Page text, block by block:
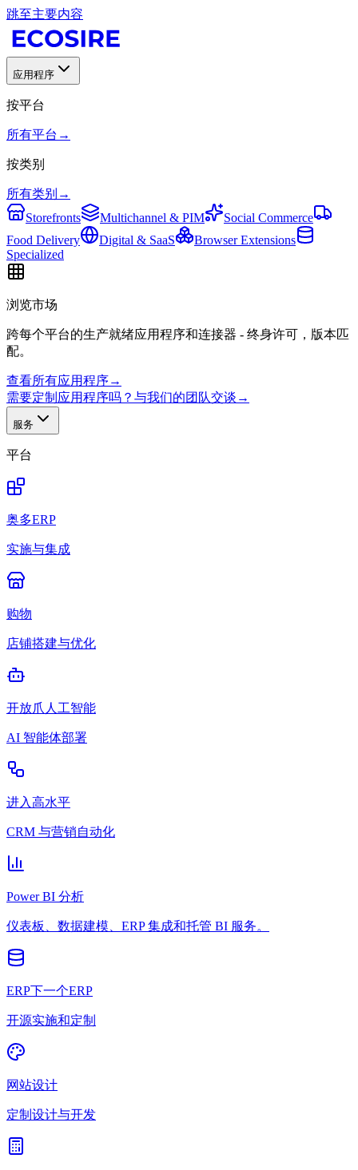
跳至主要内容
应用程序
按平台
所有平台 →
按类别
所有类别 →
Storefronts
Multichannel & PIM
Social Commerce
Food Delivery
Digital & SaaS
Browser Extensions
Specialized
浏览市场
跨每个平台的生产就绪应用程序和连接器 - 终身许可，版本匹
配。
查看所有应用程序→
需要定制应用程序吗？与我们的团队交谈 →
服务
平台
奥多ERP
实施与集成
购物
店铺搭建与优化
开放爪人工智能
AI 智能体部署
进入高水平
CRM 与营销自动化
Power BI 分析
仪表板、数据建模、ERP 集成和托管 BI 服务。
ERP下一个ERP
开源实施和定制
网站设计
定制设计与开发